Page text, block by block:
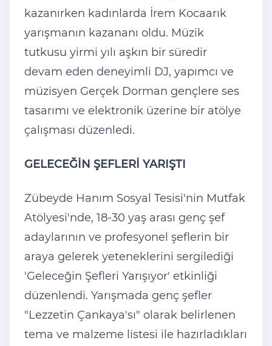
kazanırken kadınlarda İrem Kocaarık
yarışmanın kazananı oldu. Müzik
tutkusu yirmi yılı aşkın bir süredir
devam eden deneyimli DJ, yapımcı ve
müzisyen Gerçek Dorman gençlere ses
tasarımı ve elektronik üzerine bir atölye
çalışması düzenledi.
GELECEĞİN ŞEFLERİ YARIŞTI
Zübeyde Hanım Sosyal Tesisi'nin Mutfak
Atölyesi'nde, 18-30 yaş arası genç şef
adaylarının ve profesyonel şeflerin bir
araya gelerek yeteneklerini sergilediği
'Geleceğin Şefleri Yarışıyor' etkinliği
düzenlendi. Yarışmada genç şefler
"Lezzetin Çankaya'sı" olarak belirlenen
tema ve malzeme listesi ile hazırladıkları